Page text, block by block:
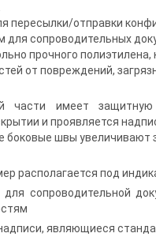
пересылки/отправки
для сопроводительных
прочного
от повреждений,
части имеет защитную
и проявляется
боковые швы увеличивают
располагается под
сопроводительной
являющиеся